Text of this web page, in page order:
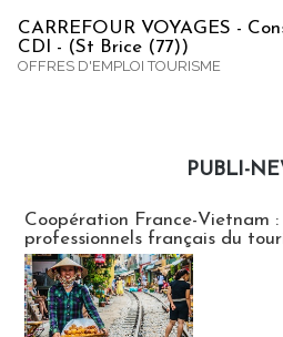
CARREFOUR VOYAGES -
CDI - (St Brice (77))
OFFRES D'EMPLOI TOURISME
PUBLI-
Coopération France-Vietnam
professionnels français du